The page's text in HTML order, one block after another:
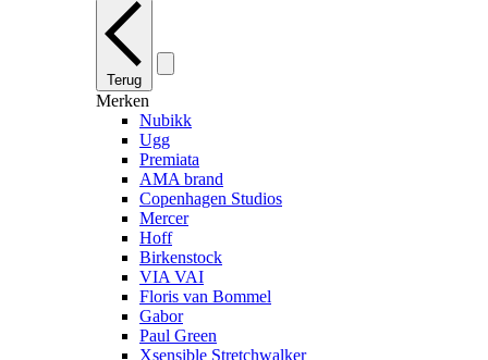
Terug
Merken
Nubikk
Ugg
Premiata
AMA brand
Copenhagen Studios
Mercer
Hoff
Birkenstock
VIA VAI
Floris van Bommel
Gabor
Paul Green
Xsensible Stretchwalker